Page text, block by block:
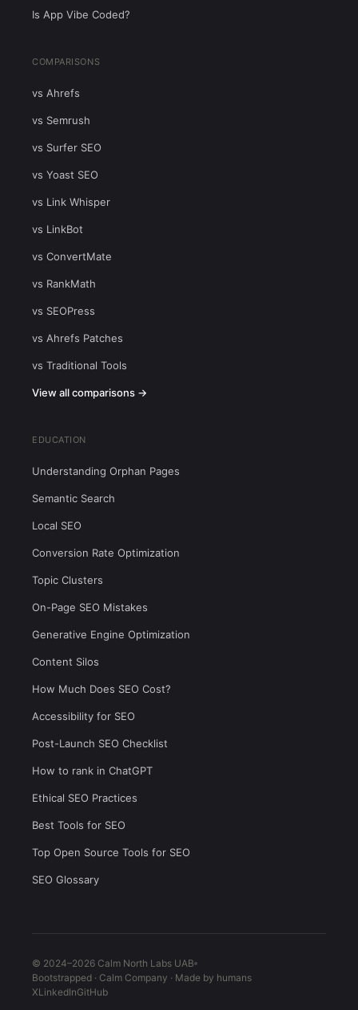
Is App Vibe Coded?
COMPARISONS
vs Ahrefs
vs Semrush
vs Surfer SEO
vs Yoast SEO
vs Link Whisper
vs LinkBot
vs ConvertMate
vs RankMath
vs SEOPress
vs Ahrefs Patches
vs Traditional Tools
View all comparisons →
EDUCATION
Understanding Orphan Pages
Semantic Search
Local SEO
Conversion Rate Optimization
Topic Clusters
On-Page SEO Mistakes
Generative Engine Optimization
Content Silos
How Much Does SEO Cost?
Accessibility for SEO
Post-Launch SEO Checklist
How to rank in ChatGPT
Ethical SEO Practices
Best Tools for SEO
Top Open Source Tools for SEO
SEO Glossary
© 2024–2026 Calm North Labs UAB
Bootstrapped · Calm Company · Made by humans
XLinkedInGitHub